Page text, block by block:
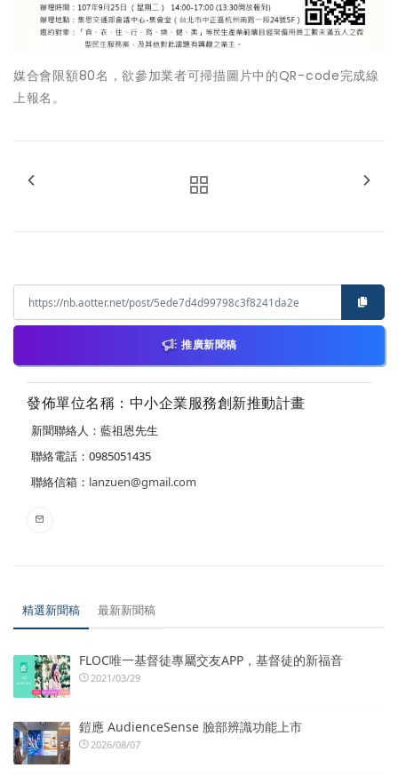
媒合會限額80名，欲參加業者可掃描圖片中的QR-code完成線
上報名。
推廣新聞稿
發佈單位名稱：中小企業服務創新推動計畫
新聞聯絡人：藍祖恩先生
聯絡電話：0985051435
聯絡信箱： lanzuen@gmail.com
精選新聞稿 最新新聞稿
FLOC唯一基督徒專屬交友APP，基督徒的新福音
2021/03/29
鎧應 AudienceSense 臉部辨識功能上市
2026/08/07